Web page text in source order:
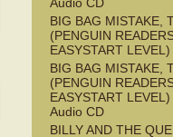
BIG BAG MISTAKE,
(PENGUIN
EASYSTART
BIG BAG MISTAKE,
(PENGUIN
EASYSTART
Audio CD
BILLY AND THE